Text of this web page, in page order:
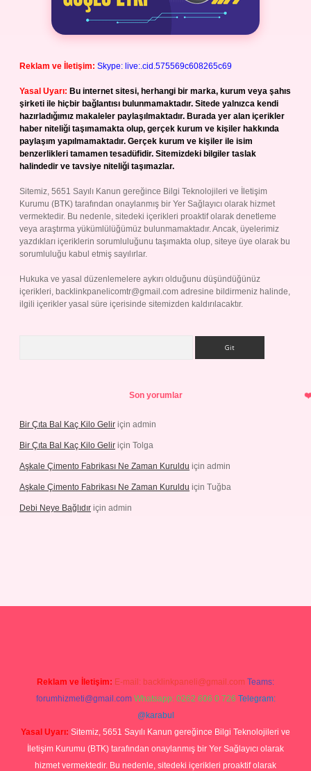
Reklam ve İletişim: Skype: live:.cid.575569c608265c69
Yasal Uyarı: Bu internet sitesi, herhangi bir marka, kurum veya şahıs
şirketi ile hiçbir bağlantısı bulunmamaktadır. Sitede yalnızca kendi
hazırladığımız makaleler paylaşılmaktadır. Burada yer alan içerikler
haber niteliği taşımamakta olup, gerçek kurum ve kişiler hakkında
paylaşım yapılmamaktadır. Gerçek kurum ve kişiler ile isim
benzerlikleri tamamen tesadüfidir. Sitemizdeki bilgiler taslak
halindedir ve tavsiye niteliği taşımazlar.
Sitemiz, 5651 Sayılı Kanun gereğince Bilgi Teknolojileri ve İletişim
Kurumu (BTK) tarafından onaylanmış bir Yer Sağlayıcı olarak hizmet
vermektedir. Bu nedenle, sitedeki içerikleri proaktif olarak denetleme
veya araştırma yükümlülüğümüz bulunmamaktadır. Ancak, üyelerimiz
yazdıkları içeriklerin sorumluluğunu taşımakta olup, siteye üye olarak bu
sorumluluğu kabul etmiş sayılırlar.
Hukuka ve yasal düzenlemelere aykırı olduğunu düşündüğünüz
içerikleri, backlinkpanelicomtr@gmail.com adresine bildirmeniz halinde,
ilgili içerikler yasal süre içerisinde sitemizden kaldırılacaktır.
Son yorumlar
Bir Çıta Bal Kaç Kilo Gelir için admin
Bir Çıta Bal Kaç Kilo Gelir için Tolga
Aşkale Çimento Fabrikası Ne Zaman Kuruldu için admin
Aşkale Çimento Fabrikası Ne Zaman Kuruldu için Tuğba
Debi Neye Bağlıdır için admin
Reklam ve İletişim: E-mail: backlinkpaneli@gmail.com Teams:
forumhizmeti@gmail.com Whatsapp: 0262 606 0 726 Telegram:
@karabul
Yasal Uyarı: Sitemiz, 5651 Sayılı Kanun gereğince Bilgi Teknolojileri ve
İletişim Kurumu (BTK) tarafından onaylanmış bir Yer Sağlayıcı olarak
hizmet vermektedir. Bu nedenle, sitedeki içerikleri proaktif olarak